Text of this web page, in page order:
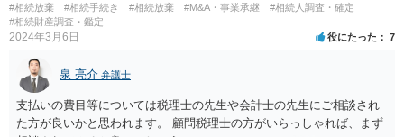
#相続放棄 #相続手続き #相続放棄 #M&A・事業承継
#相続人調査・確定
#相続財産調査・鑑定
2024年3月6日 役にたった 7
泉 亮介 弁護士
支払いの費目等については税理士の先生や会計士の先生にご相談され
た方が良いかと思われます。 顧問税理士の方がいらっしゃれば、まず